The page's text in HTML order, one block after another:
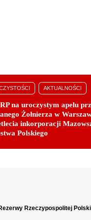
AKTUALNOŚCI
na uroczystym apelu
Żołnierza w
inkorporacji
Polskiego
Rzeczypospolitej